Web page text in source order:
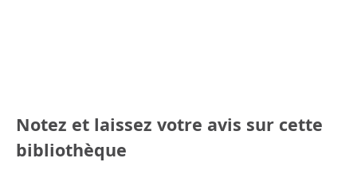
Notez et laissez votre avis sur cette
bibliothèque